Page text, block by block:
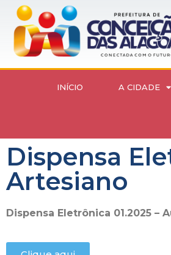
INÍCIO A CIDADE
Dispensa
Artesiano
Dispensa Eletrônica 01.2025 –